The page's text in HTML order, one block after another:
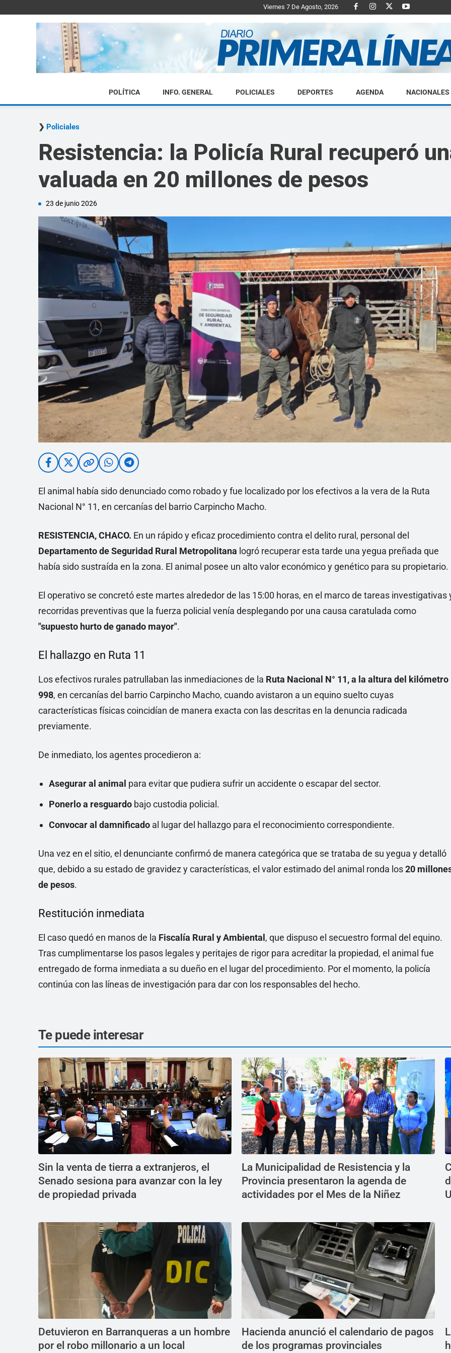
Viernes 7 De Agosto, 2026
Diario
POLÍTICA INFO. GENERAL POLICIALES DEPORTES AGENDA NACIONALES
Policiales
Resistencia: la Policía Rural recuperó
valuada en 20 millones de pesos
23 de junio 2026
El animal había sido denunciado como robado y fue localizado por los efectivos a la vera de la Ruta
Nacional N° 11, en cercanías del barrio Carpincho Macho.
RESISTENCIA, CHACO. En un rápido y eficaz procedimiento contra el delito rural, personal del
Departamento de Seguridad Rural Metropolitana logró recuperar esta tarde una yegua preñada que
había sido sustraída en la zona. El animal posee un alto valor económico y genético para su propietario.
El operativo se concretó este martes alrededor de las 15:00 horas, en el marco de tareas investigativas
recorridas preventivas que la fuerza policial venía desplegando por una causa caratulada como
"supuesto hurto de ganado mayor".
El hallazgo en Ruta 11
Los efectivos rurales patrullaban las inmediaciones de la Ruta Nacional N° 11, a la altura del kilómetro
998, en cercanías del barrio Carpincho Macho, cuando avistaron a un equino suelto cuyas
características físicas coincidían de manera exacta con las descritas en la denuncia radicada
previamente.
De inmediato, los agentes procedieron a:
Asegurar al animal para evitar que pudiera sufrir un accidente o escapar del sector.
Ponerlo a resguardo bajo custodia policial.
Convocar al damnificado al lugar del hallazgo para el reconocimiento correspondiente.
Una vez en el sitio, el denunciante confirmó de manera categórica que se trataba de su yegua y detalló
que, debido a su estado de gravidez y características, el valor estimado del animal ronda los20
de pesos.
Restitución inmediata
El caso quedó en manos de la Fiscalía Rural y Ambiental, que dispuso el secuestro formal del equino.
Tras cumplimentarse los pasos legales y peritajes de rigor para acreditar la propiedad, el animal fue
entregado de forma inmediata a su dueño en el lugar del procedimiento. Por el momento, la policía
continúa con las líneas de investigación para dar con los responsables del hecho.
Te puede interesar
Sin la venta de tierra a extranjeros, el
Senado sesiona para avanzar con la ley
de propiedad privada
La Municipalidad de Resistencia y la
Provincia presentaron la agenda de
actividades por el Mes de la Niñez
Detuvieron en Barranqueras a un hombre
por el robo millonario a un local
Hacienda anunció el calendario de pagos
de los programas provinciales